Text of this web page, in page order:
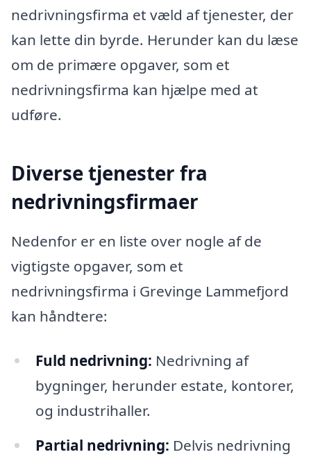
nedrivningsfirma et væld af tjenester, der
kan lette din byrde. Herunder kan du læse
om de primære opgaver, som et
nedrivningsfirma kan hjælpe med at
udføre.
Diverse tjenester fra
nedrivningsfirmaer
Nedenfor er en liste over nogle af de
vigtigste opgaver, som et
nedrivningsfirma i Grevinge Lammefjord
kan håndtere:
Fuld nedrivning: Nedrivning af
bygninger, herunder estate, kontorer,
og industrihaller.
Partial nedrivning: Delvis nedrivning